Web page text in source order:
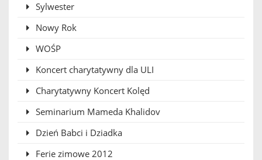
Sylwester
Nowy Rok
WOŚP
Koncert charytatywny dla ULI
Charytatywny Koncert Kolęd
Seminarium Mameda Khalidov
Dzień Babci i Dziadka
Ferie zimowe 2012